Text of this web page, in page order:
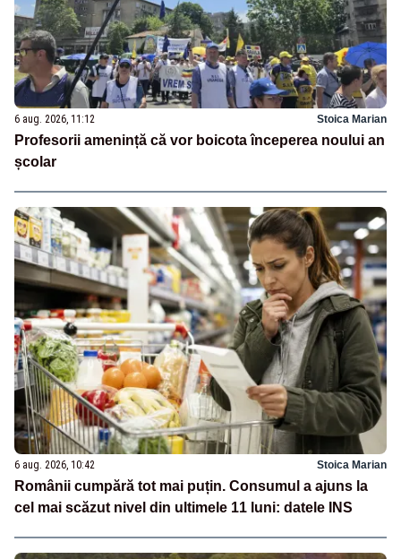
6 aug. 2026, 11:12 Stoica Marian
Profesorii amenință că vor boicota începerea noului an
școlar
6 aug. 2026, 10:42 Stoica Marian
Românii cumpără tot mai puțin. Consumul a ajuns la
cel mai scăzut nivel din ultimele 11 luni: datele INS